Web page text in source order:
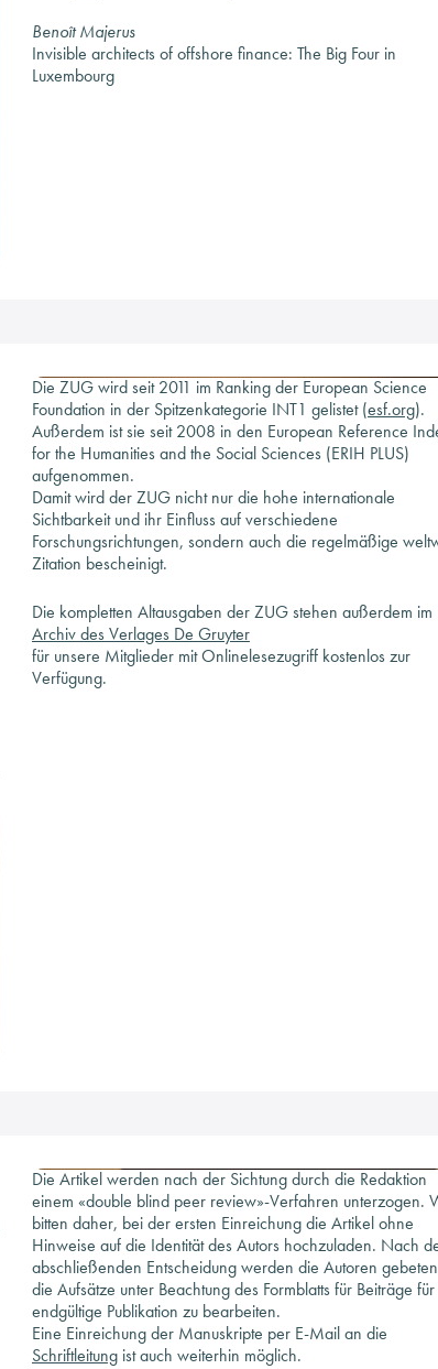
Benoît Majerus
Invisible architects of offshore finance: The Big Four in
Luxembourg
Die ZUG wird seit 2011 im Ranking der European Science
Foundation in der Spitzenkategorie INT1 gelistet (esf.org).
Außerdem ist sie seit 2008 in den European Reference
for the Humanities and the Social Sciences (ERIH PLUS)
aufgenommen.
Damit wird der ZUG nicht nur die hohe internationale
Sichtbarkeit und ihr Einfluss auf verschiedene
Forschungsrichtungen, sondern auch die regelmäßige
Zitation bescheinigt.
Die kompletten Altausgaben der ZUG stehen außerdem im
Archiv des Verlages De Gruyter
für unsere Mitglieder mit Onlinelesezugriff kostenlos zur
Verfügung.
Die Artikel werden nach der Sichtung durch die Redaktion
einem «double blind peer review»-Verfahren unterzogen.
bitten daher, bei der ersten Einreichung die Artikel ohne
Hinweise auf die Identität des Autors hochzuladen. Nach
abschließenden Entscheidung werden die Autoren
die Aufsätze unter Beachtung des Formblatts für Beiträge
endgültige Publikation zu bearbeiten.
Eine Einreichung der Manuskripte per E-Mail an die
Schriftleitung ist auch weiterhin möglich.